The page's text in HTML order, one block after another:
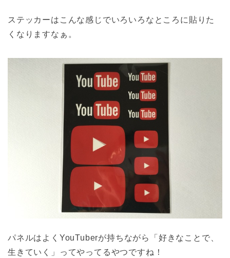
ステッカーはこんな感じでいろいろなところに貼りた
くなりますなぁ。
パネルはよくYouTuberが持ちながら「好きなことで、
生きていく」ってやってるやつですね！